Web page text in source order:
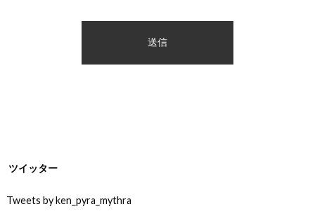
ツイッター
Tweets by ken_pyra_mythra